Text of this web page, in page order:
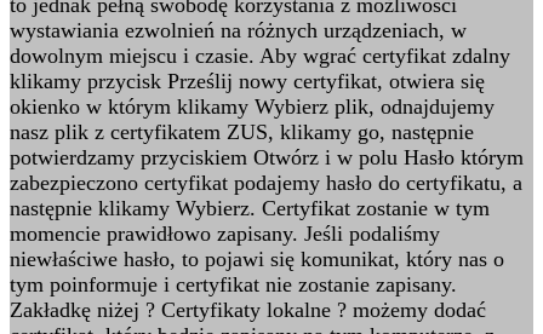
to jednak pełną swobodę korzystania z możliwości
wystawiania ezwolnień na różnych urządzeniach, w
dowolnym miejscu i czasie. Aby wgrać certyfikat zdalny
klikamy przycisk Prześlij nowy certyfikat, otwiera się
okienko w którym klikamy Wybierz plik, odnajdujemy
nasz plik z certyfikatem ZUS, klikamy go, następnie
potwierdzamy przyciskiem Otwórz i w polu Hasło którym
zabezpieczono certyfikat podajemy hasło do certyfikatu, a
następnie klikamy Wybierz. Certyfikat zostanie w tym
momencie prawidłowo zapisany. Jeśli podaliśmy
niewłaściwe hasło, to pojawi się komunikat, który nas o
tym poinformuje i certyfikat nie zostanie zapisany.
Zakładkę niżej ? Certyfikaty lokalne ? możemy dodać